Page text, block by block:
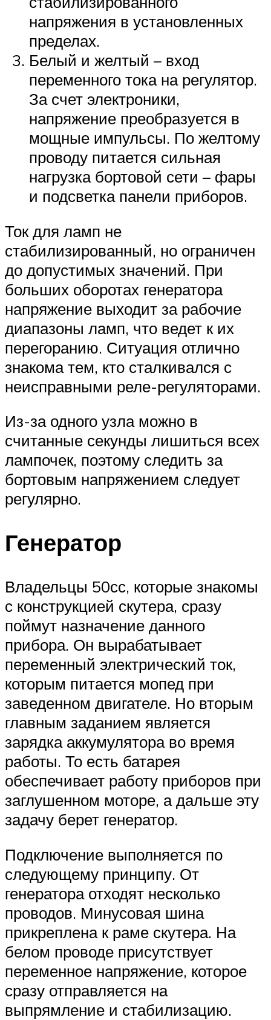
напряжения в установленных
пределах.
Белый и желтый – вход
переменного тока на регулятор.
За счет электроники,
напряжение преобразуется в
мощные импульсы. По желтому
проводу питается сильная
нагрузка бортовой сети – фары
и подсветка панели приборов.
Ток для ламп не
стабилизированный, но ограничен
до допустимых значений. При
больших оборотах генератора
напряжение выходит за рабочие
диапазоны ламп, что ведет к их
перегоранию. Ситуация отлично
знакома тем, кто сталкивался с
неисправными реле-регуляторами.
Из-за одного узла можно в
считанные секунды лишиться всех
лампочек, поэтому следить за
бортовым напряжением следует
регулярно.
Генератор
Владельцы 50сс, которые знакомы
с конструкцией скутера, сразу
поймут назначение данного
прибора. Он вырабатывает
переменный электрический ток,
которым питается мопед при
заведенном двигателе. Но вторым
главным заданием является
зарядка аккумулятора во время
работы. То есть батарея
обеспечивает работу приборов при
заглушенном моторе, а дальше эту
задачу берет генератор.
Подключение выполняется по
следующему принципу. От
генератора отходят несколько
проводов. Минусовая шина
прикреплена к раме скутера. На
белом проводе присутствует
переменное напряжение, которое
сразу отправляется на
выпрямление и стабилизацию.